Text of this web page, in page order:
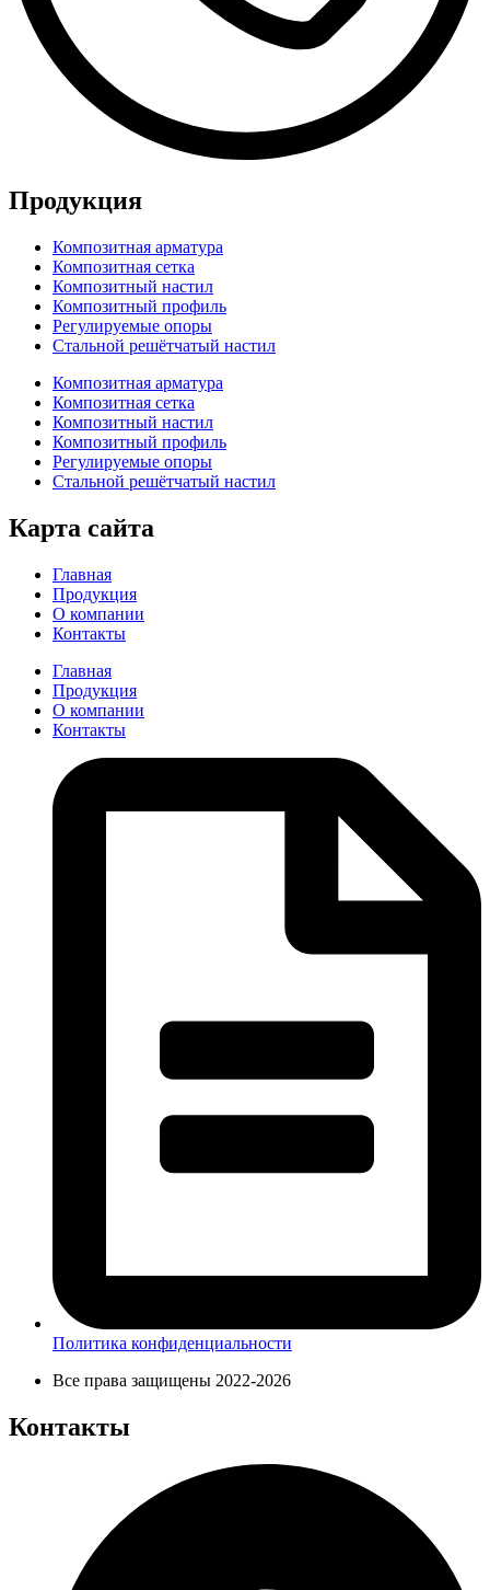
Продукция
Композитная арматура
Композитная сетка
Композитный настил
Композитный профиль
Регулируемые опоры
Стальной решётчатый настил
Композитная арматура
Композитная сетка
Композитный настил
Композитный профиль
Регулируемые опоры
Стальной решётчатый настил
Карта сайта
Главная
Продукция
О компании
Контакты
Главная
Продукция
О компании
Контакты
Политика конфиденциальности
Все права защищены 2022-2026
Контакты